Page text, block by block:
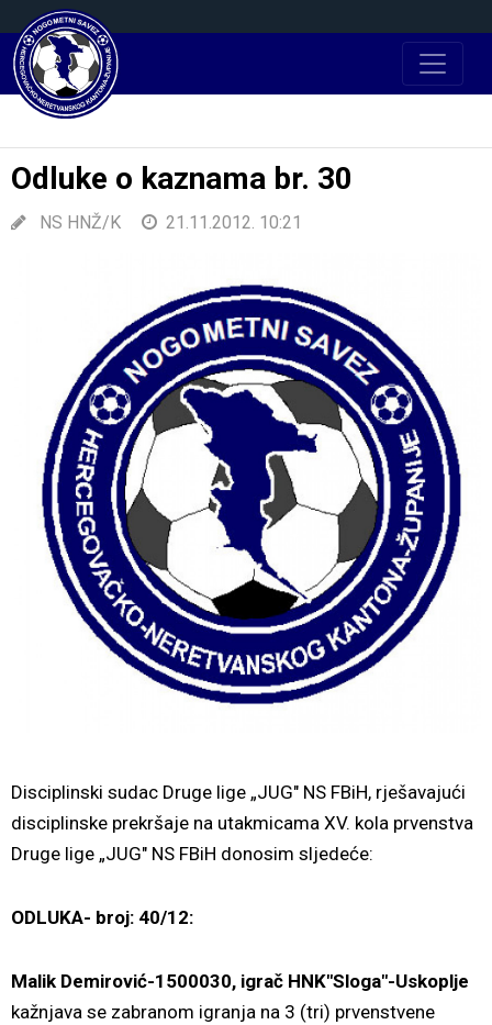
Odluke o kaznama br. 30
NS HNŽ/K 21.11.2012. 10:21
Disciplinski sudac Druge lige „JUG" NS FBiH, rješavajući
disciplinske prekršaje na utakmicama XV. kola prvenstva
Druge lige „JUG" NS FBiH donosim sljedeće:
ODLUKA- broj: 40/12:
Malik Demirović-1500030, igrač HNK"Sloga"-Uskoplje
kažnjava se zabranom igranja na 3 (tri) prvenstvene